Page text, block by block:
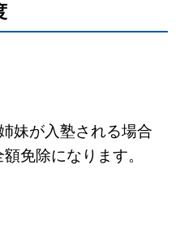
妹が入塾される場合
額免除になります。